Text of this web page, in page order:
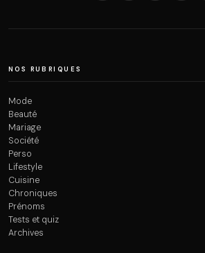
NOS RUBRIQUES
Mode
Beauté
Mariage
Société
Perso
Lifestyle
Cuisine
Chroniques
Prénoms
Tests et quiz
Archives